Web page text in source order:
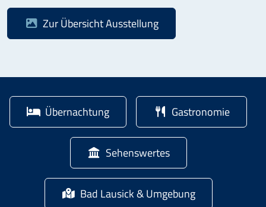
Zur ÜbersichtAusstellung
Übernachtung Gastronomie
Sehenswertes
Bad Lausick & Umgebung